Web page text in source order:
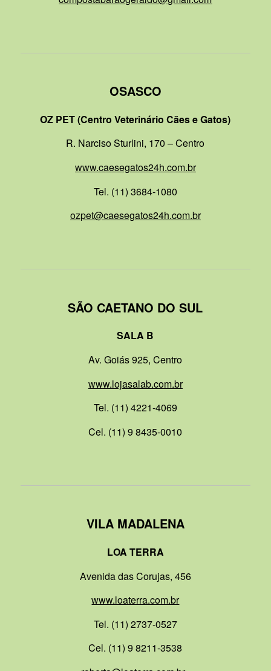
OSASCO
OZ PET(Centro Veterinário Cães e Gatos)
R. Narciso Sturlini, 170 – Centro
www.caesegatos24h.com.br
Tel. (11) 3684-1080
ozpet@caesegatos24h.com.br
SÃO CAETANO DO SUL
SALA B
Av. Goiás 925, Centro
www.lojasalab.com.br
Tel. (11) 4221-4069
Cel. (11) 9 8435-0010
VILA MADALENA
LOA TERRA
Avenida das Corujas, 456
www.loaterra.com.br
Tel. (11) 2737-0527
Cel. (11) 9 8211-3538